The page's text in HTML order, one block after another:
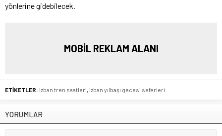
yönlerine gidebilecek.
MOBİL REKLAM ALANI
ETİKETLER: izban tren saatleri izban yılbaşı gecesi seferleri
YORUMLAR